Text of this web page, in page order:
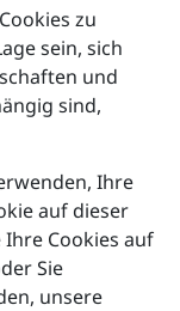
zu
sein, sich
und
sind,
Ihre
auf dieser
Ihre Cookies auf
Sie
unsere